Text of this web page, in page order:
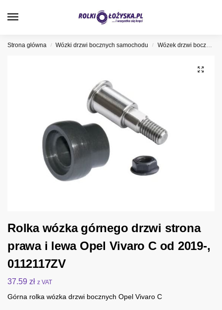
Strona główna / Wózki drzwi bocznych samochodu / Wózek drzwi bocznych Opel
Rolka wózka górnego drzwi strona
prawa i lewa Opel Vivaro C od 2019-,
0112117ZV
37.59 zł z VAT
Górna rolka wózka drzwi bocznych Opel Vivaro C